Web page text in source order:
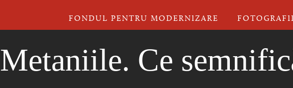
FONDUL PENTRU MODERNIZARE FOTOGRAFII
Metaniile. Ce